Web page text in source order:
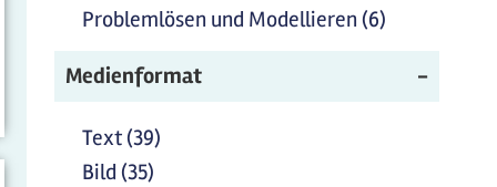
Filter
Problemlösen und Modellieren (6)
Modellieren
Medienformat
Text (39)
Bild (35)